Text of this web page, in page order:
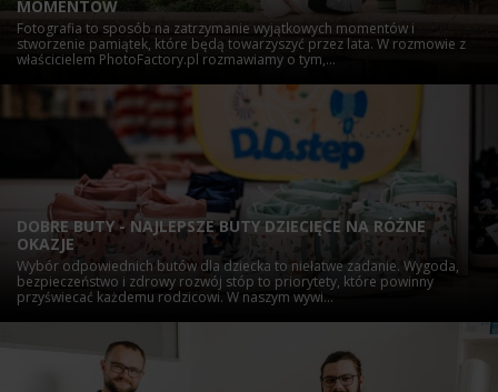
MOMENTÓW
Fotografia to sposób na zatrzymanie wyjątkowych momentów i
stworzenie pamiątek, które będą towarzyszyć przez lata. W rozmowie z
właścicielem PhotoFactory.pl rozmawiamy o tym,...
DOBRE BUTY - NAJLEPSZE BUTY DZIECIĘCE NA RÓŻNE
OKAZJE
Wybór odpowiednich butów dla dziecka to niełatwe zadanie. Wygoda,
bezpieczeństwo i zdrowy rozwój stóp to priorytety, które powinny
przyświecać każdemu rodzicowi. W naszym wywi...